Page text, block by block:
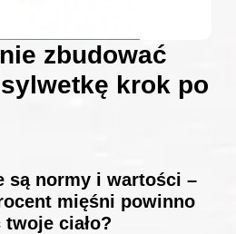
zbudować
krok po
są normy i wartości –
mięśni powinno
twoje ciało?